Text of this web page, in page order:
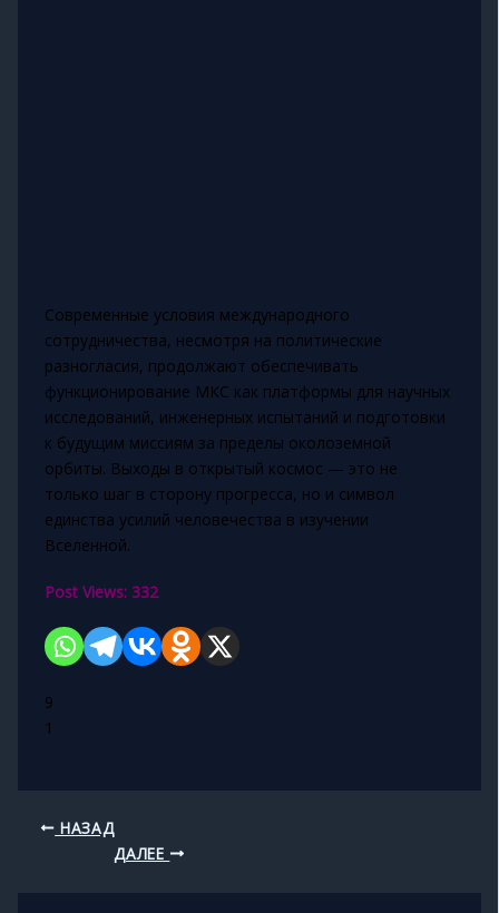
Современные условия международного
сотрудничества, несмотря на политические
разногласия, продолжают обеспечивать
функционирование МКС как платформы для научных
исследований, инженерных испытаний и подготовки
к будущим миссиям за пределы околоземной
орбиты. Выходы в открытый космос — это не
только шаг в сторону прогресса, но и символ
единства усилий человечества в изучении
Вселенной.
Post Views: 332
9
1
НАЗАД
ДАЛЕЕ